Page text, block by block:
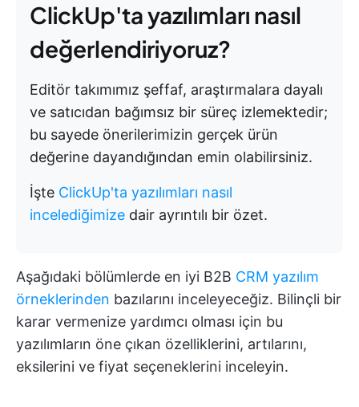
ClickUp'ta yazılımları nasıl
değerlendiriyoruz?
Editör takımımız şeffaf, araştırmalara dayalı
ve satıcıdan bağımsız bir süreç izlemektedir;
bu sayede önerilerimizin gerçek ürün
değerine dayandığından emin olabilirsiniz.
İşte ClickUp'ta yazılımları nasıl
incelediğimize dair ayrıntılı bir özet.
Aşağıdaki bölümlerde en iyi B2B CRM yazılım
örneklerinden bazılarını inceleyeceğiz. Bilinçli bir
karar vermenize yardımcı olması için bu
yazılımların öne çıkan özelliklerini, artılarını,
eksilerini ve fiyat seçeneklerini inceleyin.